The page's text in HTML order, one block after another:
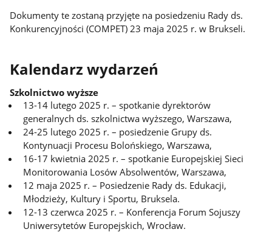
Dokumenty te zostaną przyjęte na posiedzeniu Rady ds.
Konkurencyjności (COMPET) 23 maja 2025 r. w Brukseli.
Kalendarz wydarzeń
Szkolnictwo wyższe
13-14 lutego 2025 r. – spotkanie dyrektorów
generalnych ds. szkolnictwa wyższego, Warszawa,
24-25 lutego 2025 r. – posiedzenie Grupy ds.
Kontynuacji Procesu Bolońskiego, Warszawa,
16-17 kwietnia 2025 r. – spotkanie Europejskiej Sieci
Monitorowania Losów Absolwentów, Warszawa,
12 maja 2025 r. – Posiedzenie Rady ds. Edukacji,
Młodzieży, Kultury i Sportu, Bruksela.
12-13 czerwca 2025 r. – Konferencja Forum Sojuszy
Uniwersytetów Europejskich, Wrocław.